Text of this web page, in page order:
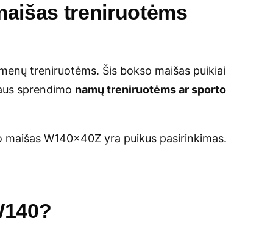
treniruotėms
treniruotėms. Šis bokso maišas puikiai
sprendimo namų treniruotėms ar sporto
W140x40Z yra puikus pasirinkimas.